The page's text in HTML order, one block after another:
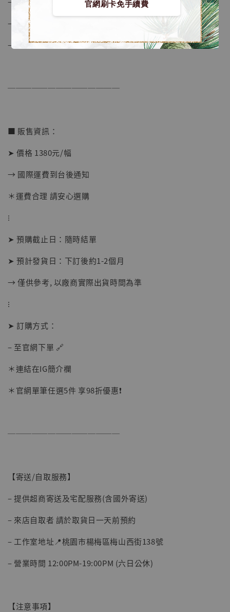
官網刷卡免手續費
子彈飛 鵝城縣長 張麻子 [BK01]
– 原裝油墨
– 限量288幅
──────────────
■ 販售資訊：
➤ 價格 1380元/幅
→ 國際運費到台後通知
＊運費合理 請安心選購
⁝
➤ 預購截止日：隨時結單
➤ 預計發貨日：下訂後約1-2個月
→ 僅供參考, 以廠商實際出貨時間為準
⁝
➤ 訂購方式：
– 至官網下單 🔗
＊連結在IG簡介欄
＊官網單筆任選5件 享98折優惠❗️
──────────────
【寄送/自取服務】
– 提供超商寄送及宅配服務(含國外寄送)
– 來店自取者 請於取貨日一天前預約
– 工作室地址📍桃園市楊梅區梅山西街138號
– 營業時間 12:00PM-19:00PM (六日公休)
【注意事項】